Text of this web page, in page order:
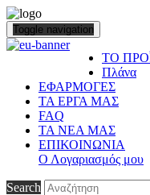
Toggle navigation
ΤΟ
Πλάνα
ΕΦΑΡΜΟΓΕΣ
ΤΑ ΕΡΓΑ ΜΑΣ
FAQ
ΤΑ ΝΕΑ ΜΑΣ
ΕΠΙΚΟΙΝΩΝΙΑ
Ο Λογαριασμός μου
Search